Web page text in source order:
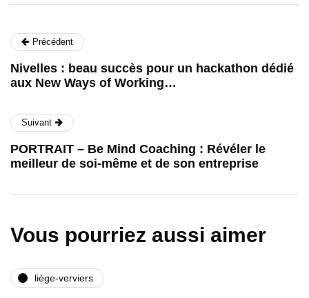
Précédent
Nivelles : beau succès pour un hackathon dédié
aux New Ways of Working…
Suivant
PORTRAIT – Be Mind Coaching : Révéler le
meilleur de soi-même et de son entreprise
Vous pourriez aussi aimer
liège-verviers